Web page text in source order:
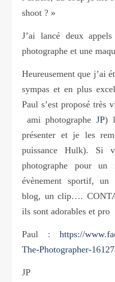
shoot ? »
J’ai lancé deux
photographe et une
Heureusement que j’ai
sympas et en plus
Paul s’est proposé très
ami photographe JP)
présenter et je les
puissance Hulk). Si
photographe pour
évènement sportif,
blog, un clip….
ils sont adorables et pro
Paul : https://
The-Photographer-
JP